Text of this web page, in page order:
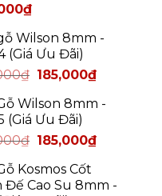
₫
Wilson 8mm -
(Giá Ưu Đãi)
₫ 185,000₫
Wilson 8mm -
(Giá Ưu Đãi)
₫ 185,000₫
Kosmos Cốt
Đế Cao Su 8mm -